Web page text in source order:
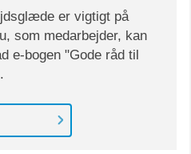
er vigtigt på
som medarbejder, kan
e-bogen "Gode råd til